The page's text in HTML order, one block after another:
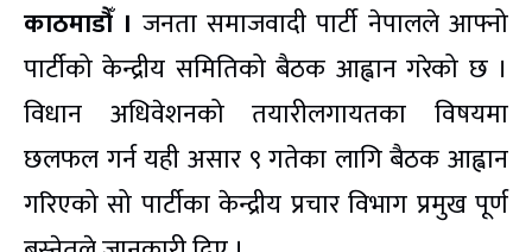
काठमाडौँ । जनता समाजवादी पार्टी नेपालले आफ्नो
पार्टीको केन्द्रीय समितिको बैठक आह्वान गरेको छ ।
विधान अधिवेशनको तयारीलगायतका विषयमा
छलफल गर्न यही असार ९ गतेका लागि बैठक आह्वान
गरिएको सो पार्टीका केन्द्रीय प्रचार विभाग प्रमुख पूर्ण